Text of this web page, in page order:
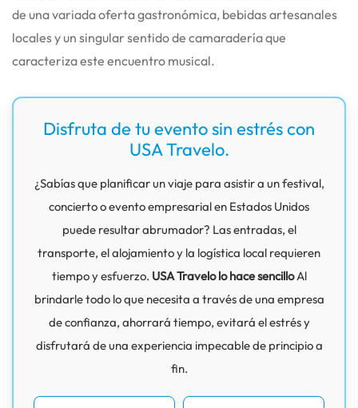
de una variada oferta gastronómica, bebidas artesanales
locales y un singular sentido de camaradería que
caracteriza este encuentro musical.
Disfruta de tu evento sin estrés con
USA Travelo.
¿Sabías que planificar un viaje para asistir a un festival,
concierto o evento empresarial en Estados Unidos
puede resultar abrumador? Las entradas, el
transporte, el alojamiento y la logística local requieren
tiempo y esfuerzo. USA Travelo lo hace sencilloAl
brindarle todo lo que necesita a través de una empresa
de confianza, ahorrará tiempo, evitará el estrés y
disfrutará de una experiencia impecable de principio a
fin.